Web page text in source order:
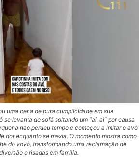
uma cena de pura cumplicidade em sua
se levanta do sofá soltando um “ai, ai” por causa
não perdeu tempo e começou a imitar o avô
dor enquanto se mexia. O momento mostra como
do vovô, transformando uma reclamação de
e risadas em família.